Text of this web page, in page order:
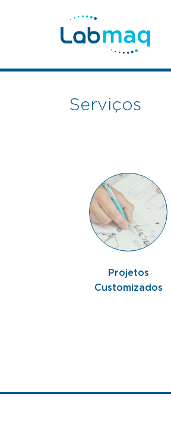
Serviços
Projetos
Customizados